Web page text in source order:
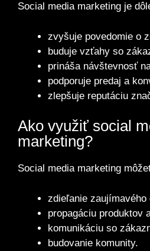
Social media marketing je
zvyšuje povedomie o
buduje vzťahy so
prináša návštevnosť
podporuje predaj a
zlepšuje reputáciu
Ako využiť social
marketing?
Social media marketing
zdieľanie zaujímavého
propagáciu produktov
komunikáciu so
budovanie komunity.